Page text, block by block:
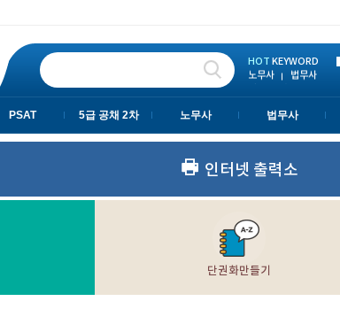
HOT KEYWORD
변호사시험
LEET
PSAT
5급 공채 2차
노무사
법무사
변호사시험
PSAT 5급 공채 2차 노무사 법무사
인터넷 출력소
단권화만들기